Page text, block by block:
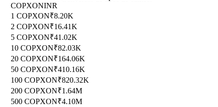
COPXONINR
1 COPXON₹8.20K
2 COPXON₹16.41K
5 COPXON₹41.02K
10 COPXON₹82.03K
20 COPXON₹164.06K
50 COPXON₹410.16K
100 COPXON₹820.32K
200 COPXON₹1.64M
500 COPXON₹4.10M